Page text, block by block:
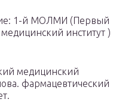
1-й МОЛМИ (Первый
институт )
медицинский
фармацевтический